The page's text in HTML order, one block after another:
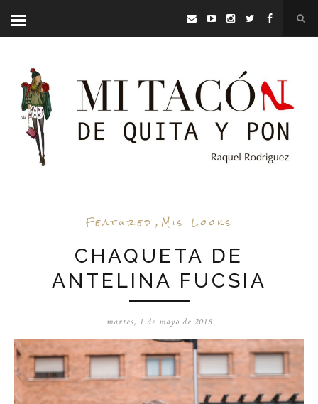
Featured , Mis Looks
CHAQUETA DE
ANTELINA FUCSIA
martes, 1 de mayo de 2018